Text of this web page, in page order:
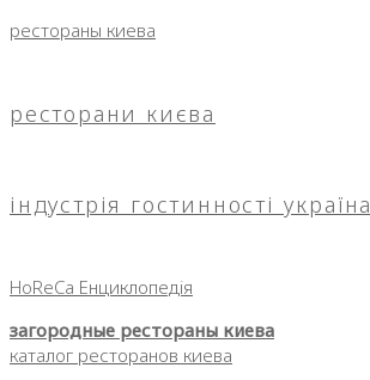
рестораны киева
ресторани києва
індустрія гостинності україна
HoReCa Енциклопедія
загородные рестораны киева
каталог ресторанов киева